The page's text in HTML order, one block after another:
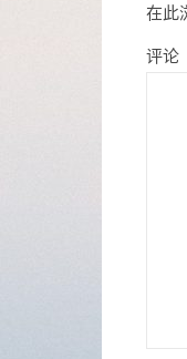
在此
评论